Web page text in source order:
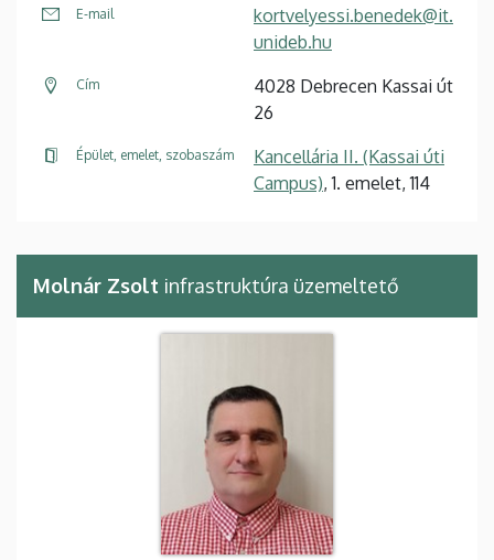
E-mail
kortvelyessi.benedek@it.
unideb.hu
Cím
4028 Debrecen Kassai út
26
Épület, emelet, szobaszám
Kancellária II. (Kassai úti
Campus), 1. emelet, 114
Molnár Zsolt infrastruktúra üzemeltető